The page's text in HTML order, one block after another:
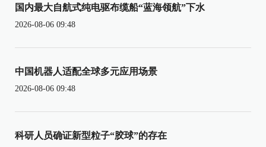
国内最大自航式纯电驱布缆船“蓝海领航”下水
2026-08-06 09:48
中国机器人适配全球多元应用场景
2026-08-06 09:48
科研人员确证新型粒子“胶球”的存在